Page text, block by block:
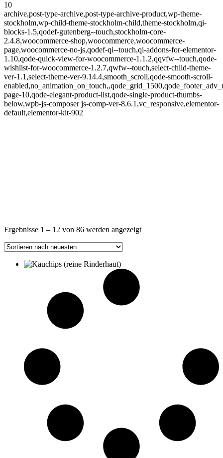
10
archive,post-type-archive,post-type-archive-product,wp-theme-
stockholm,wp-child-theme-stockholm-child,theme-stockholm,qi-
blocks-1.5,qodef-gutenberg--touch,stockholm-core-
2.4.8,woocommerce-shop,woocommerce,woocommerce-
page,woocommerce-no-js,qodef-qi--touch,qi-addons-for-elementor-
1.10,qode-quick-view-for-woocommerce-1.1.2,qqvfw--touch,qode-
wishlist-for-woocommerce-1.2.7,qwfw--touch,select-child-theme-
ver-1.1,select-theme-ver-9.14.4,smooth_scroll,qode-smooth-scroll-
page-10,qode-elegant-product-list,qode-single-product-thumbs-
below,wpb-js-composer js-comp-ver-8.6.1,vc_responsive,elementor-
default,elementor-kit-902
Ergebnisse 1 – 12 von 86 werden angezeigtNach